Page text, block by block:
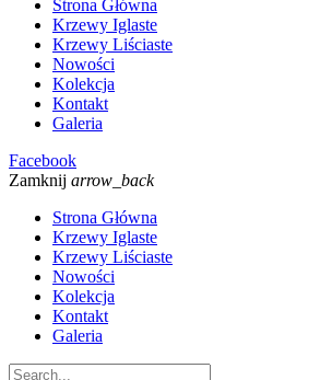
Strona Główna
Krzewy Iglaste
Krzewy Liściaste
Nowości
Kolekcja
Kontakt
Galeria
Facebook
Zamknij arrow_back
Strona Główna
Krzewy Iglaste
Krzewy Liściaste
Nowości
Kolekcja
Kontakt
Galeria